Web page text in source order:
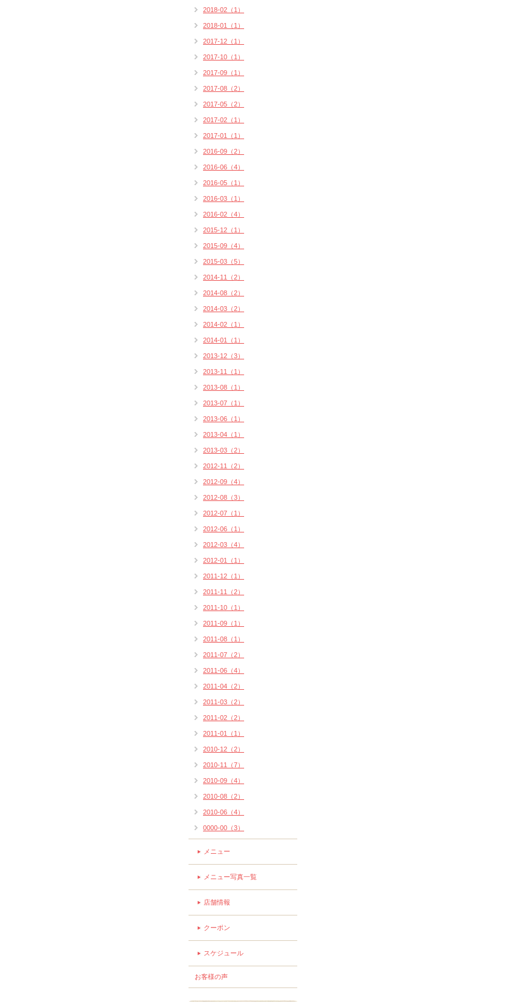
2018-02（1）
2018-01（1）
2017-12（1）
2017-10（1）
2017-09（1）
2017-08（2）
2017-05（2）
2017-02（1）
2017-01（1）
2016-09（2）
2016-06（4）
2016-05（1）
2016-03（1）
2016-02（4）
2015-12（1）
2015-09（4）
2015-03（5）
2014-11（2）
2014-08（2）
2014-03（2）
2014-02（1）
2014-01（1）
2013-12（3）
2013-11（1）
2013-08（1）
2013-07（1）
2013-06（1）
2013-04（1）
2013-03（2）
2012-11（2）
2012-09（4）
2012-08（3）
2012-07（1）
2012-06（1）
2012-03（4）
2012-01（1）
2011-12（1）
2011-11（2）
2011-10（1）
2011-09（1）
2011-08（1）
2011-07（2）
2011-06（4）
2011-04（2）
2011-03（2）
2011-02（2）
2011-01（1）
2010-12（2）
2010-11（7）
2010-09（4）
2010-08（2）
2010-06（4）
0000-00（3）
メニュー
メニュー写真一覧
店舗情報
クーポン
スケジュール
お客様の声